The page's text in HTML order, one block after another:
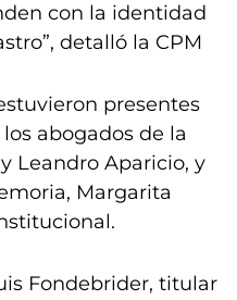
con la identidad
detalló la CPM
presentes
abogados de la
Leandro Aparicio, y
Margarita
Fondebrider, titular